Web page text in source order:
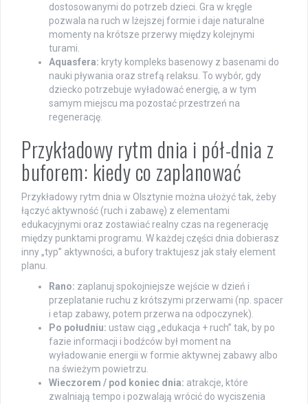
dostosowanymi do potrzeb dzieci. Gra w kręgle
pozwala na ruch w lżejszej formie i daje naturalne
momenty na krótsze przerwy między kolejnymi
turami.
Aquasfera: kryty kompleks basenowy z basenami do
nauki pływania oraz strefą relaksu. To wybór, gdy
dziecko potrzebuje wyładować energię, a w tym
samym miejscu ma pozostać przestrzeń na
regenerację.
Przykładowy rytm dnia i pół-dnia z
buforem: kiedy co zaplanować
Przykładowy rytm dnia w Olsztynie można ułożyć tak, żeby
łączyć aktywność (ruch i zabawę) z elementami
edukacyjnymi oraz zostawiać realny czas na regenerację
między punktami programu. W każdej części dnia dobierasz
inny „typ” aktywności, a bufory traktujesz jak stały element
planu.
Rano: zaplanuj spokojniejsze wejście w dzień i
przeplatanie ruchu z krótszymi przerwami (np. spacer
i etap zabawy, potem przerwa na odpoczynek).
Po południu: ustaw ciąg „edukacja + ruch” tak, by po
fazie informacji i bodźców był moment na
wyładowanie energii w formie aktywnej zabawy albo
na świeżym powietrzu.
Wieczorem / pod koniec dnia: atrakcje, które
zwalniają tempo i pozwalają wrócić do wyciszenia